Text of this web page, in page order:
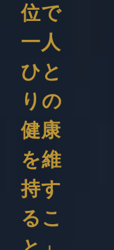
位で
一人
ひと
りの
健康
を維
持す
るこ